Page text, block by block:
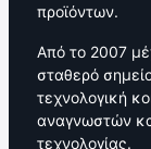
προϊόντων.
Από το 2007
σταθερό
τεχνολογική
αναγνωστών
τεχνολογίας.